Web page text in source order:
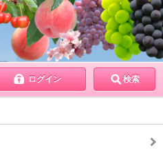
ログイン 検索